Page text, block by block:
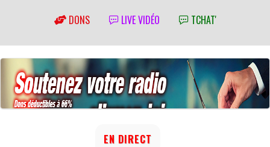
DONS LIVE VIDÉO TCHAT'
EN DIRECT